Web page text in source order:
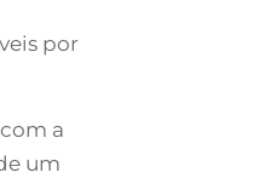
por
a
um